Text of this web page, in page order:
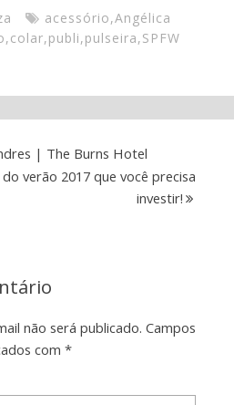
acessório,Angélica
,colar,publi,pulseira,SPFW
| The Burns Hotel
verão 2017 que você precisa
investir!
não será publicado. Campos
com *